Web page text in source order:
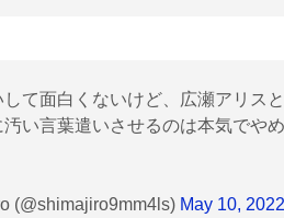
て面白くないけど、広瀬アリス
い言葉遣いさせるのは本気でやめ
(@shimajiro9mm4ls) May 10, 2022